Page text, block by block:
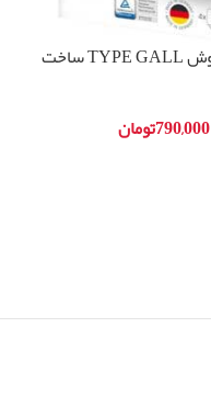
پاکت جاروبرقی بوش TYPE GALL ساخت
790,000تومان